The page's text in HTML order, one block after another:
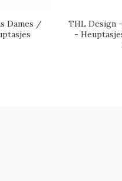
Dames /
THL Design
-